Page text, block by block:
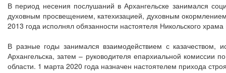
В период несения послушаний в Архангельске занимался
духовным просвещением, катехизацией, духовным
2013 года исполнял обязанности настоятеля Никольского
В разные годы занимался взаимодействием с казачеством,
Архангельска, затем – руководителя епархиальной комиссии
области. 1 марта 2020 года назначен настоятелем прихода